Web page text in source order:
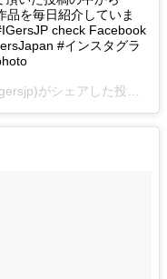
品を毎日紹介していま
check Facebook
#インスタグラ
instagramersJapan ☺︎ IGersJPさん(@igersjp)がシェアした投稿 –